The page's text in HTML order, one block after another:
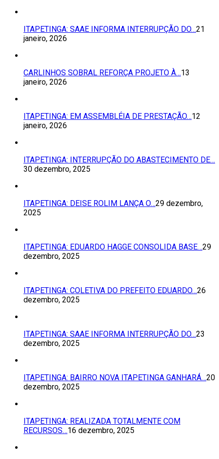
ITAPETINGA: SAAE INFORMA INTERRUPÇÃO DO…21
janeiro, 2026
CARLINHOS SOBRAL REFORÇA PROJETO À…13
janeiro, 2026
ITAPETINGA: EM ASSEMBLÉIA DE PRESTAÇÃO…12
janeiro, 2026
ITAPETINGA: INTERRUPÇÃO DO ABASTECIMENTO DE…
30 dezembro, 2025
ITAPETINGA: DEISE ROLIM LANÇA O…29 dezembro,
2025
ITAPETINGA: EDUARDO HAGGE CONSOLIDA BASE…29
dezembro, 2025
ITAPETINGA: COLETIVA DO PREFEITO EDUARDO…26
dezembro, 2025
ITAPETINGA: SAAE INFORMA INTERRUPÇÃO DO…23
dezembro, 2025
ITAPETINGA: BAIRRO NOVA ITAPETINGA GANHARÁ…20
dezembro, 2025
ITAPETINGA: REALIZADA TOTALMENTE COM
RECURSOS…16 dezembro, 2025